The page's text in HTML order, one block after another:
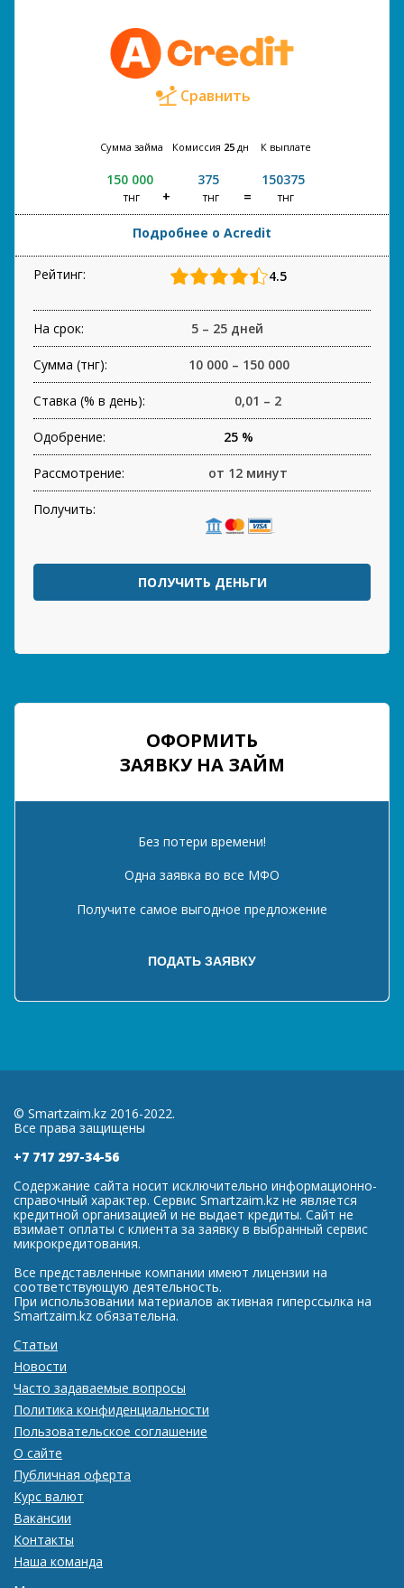
Сравнить
Сумма займа
150 000
тнг
Комиссия 25 дн
375
тнг
К выплате
150375
тнг
Подробнее о Acredit
Рейтинг: 4.5
На срок: 5 – 25 дней
Сумма (тнг): 10 000 – 150 000
Ставка (% в день): 0,01 – 2
Одобрение: 25 %
Рассмотрение: от 12 минут
Получить:
ПОЛУЧИТЬ ДЕНЬГИ
ОФОРМИТЬ
ЗАЯВКУ НА ЗАЙМ
Без потери времени!
Одна заявка во все МФО
Получите самое выгодное предложение
© Smartzaim.kz 2016-2022.
Все права защищены
+7 717 297-34-56
Содержание сайта носит исключительно информационно-
справочный характер. Сервис Smartzaim.kz не является
кредитной организацией и не выдает кредиты. Сайт не
взимает оплаты с клиента за заявку в выбранный сервис
микрокредитования.
Все представленные компании имеют лицензии на
соответствующую деятельность.
При использовании материалов активная гиперссылка на
Smartzaim.kz обязательна.
Статьи
Новости
Часто задаваемые вопросы
Политика конфиденциальности
Пользовательское соглашение
О сайте
Публичная оферта
Курс валют
Вакансии
Контакты
Наша команда